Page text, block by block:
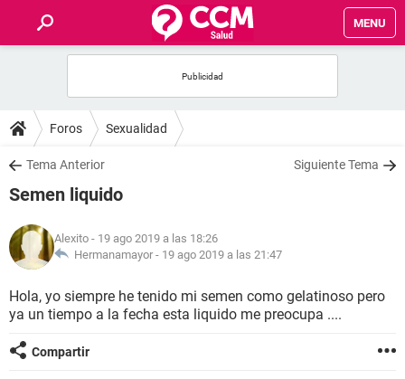
MENU
FOROS
SALUD
NUTRICIÓN
BIENESTAR
SEXUALIDAD
Foros Sexualidad
Tema Anterior Siguiente Tema
Semen liquido
Alexito - 19 ago 2019 a las 18:26
Hermanamayor - 19 ago 2019 a las 21:47
Hola, yo siempre he tenido mi semen como gelatinoso pero
ya un tiempo a la fecha esta liquido me preocupa ....
Compartir